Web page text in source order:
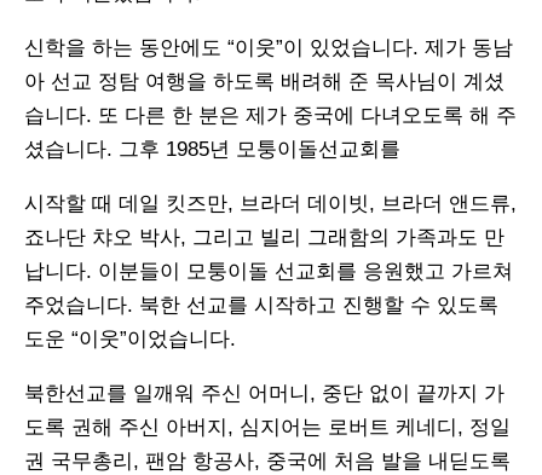
신학을 하는 동안에도 “이웃”이 있었습니다. 제가 동남
아 선교 정탐 여행을 하도록 배려해 준 목사님이 계셨
습니다. 또 다른 한 분은 제가 중국에 다녀오도록 해 주
셨습니다. 그후 1985년 모퉁이돌선교회를
시작할 때 데일 킷즈만, 브라더 데이빗, 브라더 앤드류,
죠나단 챠오 박사, 그리고 빌리 그래함의 가족과도 만
납니다. 이분들이 모퉁이돌 선교회를 응원했고 가르쳐
주었습니다. 북한 선교를 시작하고 진행할 수 있도록
도운 “이웃”이었습니다.
북한선교를 일깨워 주신 어머니, 중단 없이 끝까지 가
도록 권해 주신 아버지, 심지어는 로버트 케네디, 정일
권 국무총리, 팬암 항공사, 중국에 처음 발을 내딛도록